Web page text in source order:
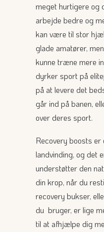
meget hurtigere og
arbejde bedre og
kan være til stor
glade amatører,
kunne træne mere
dyrker sport på
på at levere det
går ind på banen,
over deres sport.
Recovery boosts er
landvinding, og det
understøtter den
din krop, når du
recovery bukser,
du bruger, er lige
til at afhjælpe dig